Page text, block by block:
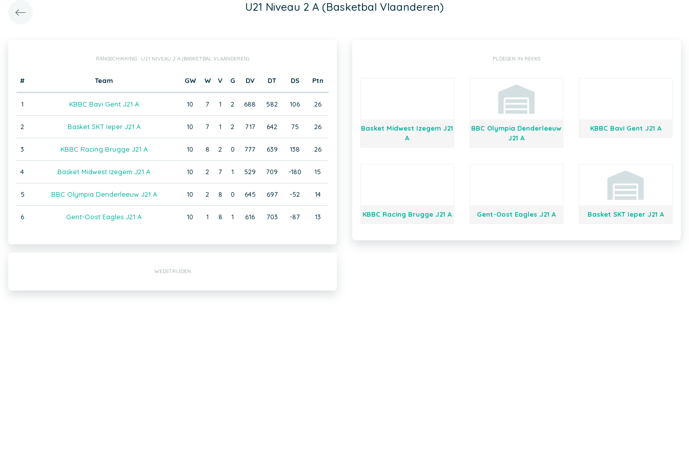
U21 Niveau 2 A (Basketbal Vlaanderen)
RANGSCHIKKING : U21 NIVEAU 2 A (BASKETBAL VLAANDEREN)
# Team GW W V G DV DT DS Ptn
1 KBBC Bavi Gent J21 A 10 7 1 2 688 582 106 26
2 Basket SKT Ieper J21 A 10 7 1 2 717 642 75 26
3 KBBC Racing Brugge J21 A 10 8 2 0 777 639 138 26
4 Basket Midwest Izegem J21 A 10 2 7 1 529 709 -180 15
5 BBC Olympia Denderleeuw J21 A 10 2 8 0 645 697 -52 14
6 Gent-Oost Eagles J21 A 10 1 8 1 616 703 -87 13
PLOEGEN IN REEKS
Basket Midwest Izegem J21
A
BBC Olympia Denderleeuw
J21 A
KBBC Bavi Gent J21 A
KBBC Racing Brugge J21 A Gent-Oost Eagles J21 A Basket SKT Ieper J21 A
WEDSTRIJDEN